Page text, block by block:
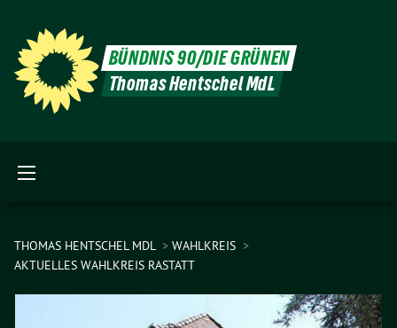
BÜNDNIS 90/DIE GRÜNEN
Thomas Hentschel MdL
THOMAS HENTSCHEL MDL
WAHLKREIS
AKTUELLES WAHLKREIS RASTATT